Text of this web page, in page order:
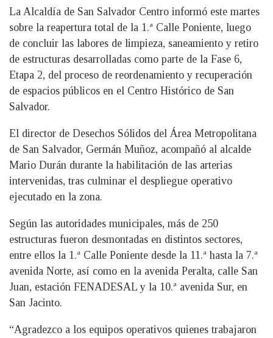
La Alcaldía de San Salvador Centro informó este martes
sobre la reapertura total de la 1.ª Calle Poniente, luego
de concluir las labores de limpieza, saneamiento y retiro
de estructuras desarrolladas como parte de la Fase 6,
Etapa 2, del proceso de reordenamiento y recuperación
de espacios públicos en el Centro Histórico de San
Salvador.
El director de Desechos Sólidos del Área Metropolitana
de San Salvador, Germán Muñoz, acompañó al alcalde
Mario Durán durante la habilitación de las arterias
intervenidas, tras culminar el despliegue operativo
ejecutado en la zona.
Según las autoridades municipales, más de 250
estructuras fueron desmontadas en distintos sectores,
entre ellos la 1.ª Calle Poniente desde la 11.ª hasta la 7.ª
avenida Norte, así como en la avenida Peralta, calle San
Juan, estación FENADESAL y la 10.ª avenida Sur, en
San Jacinto.
“Agradezco a los equipos operativos quienes trabajaron